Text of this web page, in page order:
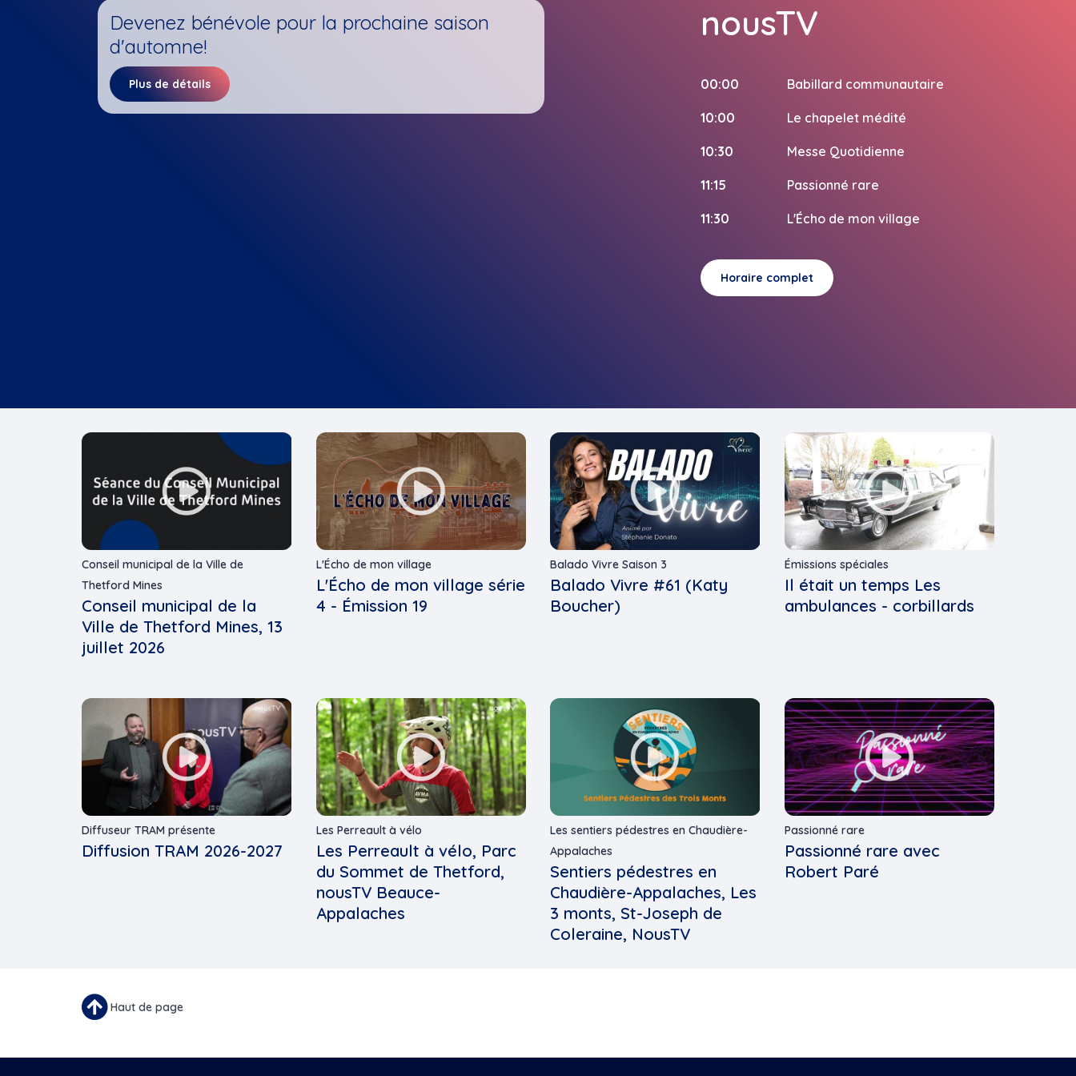
Devenez bénévole pour la prochaine saison
d'automne!
Plus de détails
nousTV
00:00 Babillard communautaire
10:00 Le chapelet médité
10:30 Messe Quotidienne
11:15 Passionné rare
11:30 L'Écho de mon village
Horaire complet
Conseil municipal de la Ville de
Thetford Mines
Conseil municipal de la
Ville de Thetford Mines, 13
juillet 2026
L'Écho de mon village
L'Écho de mon village série
4 - Émission 19
Balado Vivre Saison 3
Balado Vivre #61 (Katy
Boucher)
Émissions spéciales
Il était un temps Les
ambulances - corbillards
Diffuseur TRAM présente
Diffusion TRAM 2026-2027
Les Perreault à vélo
Les Perreault à vélo, Parc
du Sommet de Thetford,
nousTV Beauce-
Appalaches
Les sentiers pédestres en Chaudière-
Appalaches
Sentiers pédestres en
Chaudière-Appalaches, Les
3 monts, St-Joseph de
Coleraine, NousTV
Passionné rare
Passionné rare avec
Robert Paré
Haut de page